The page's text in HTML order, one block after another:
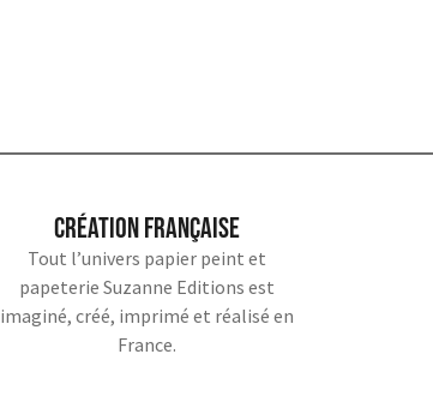
Création française
Tout l’univers papier peint et
papeterie Suzanne Editions est
imaginé, créé, imprimé et réalisé en
France.